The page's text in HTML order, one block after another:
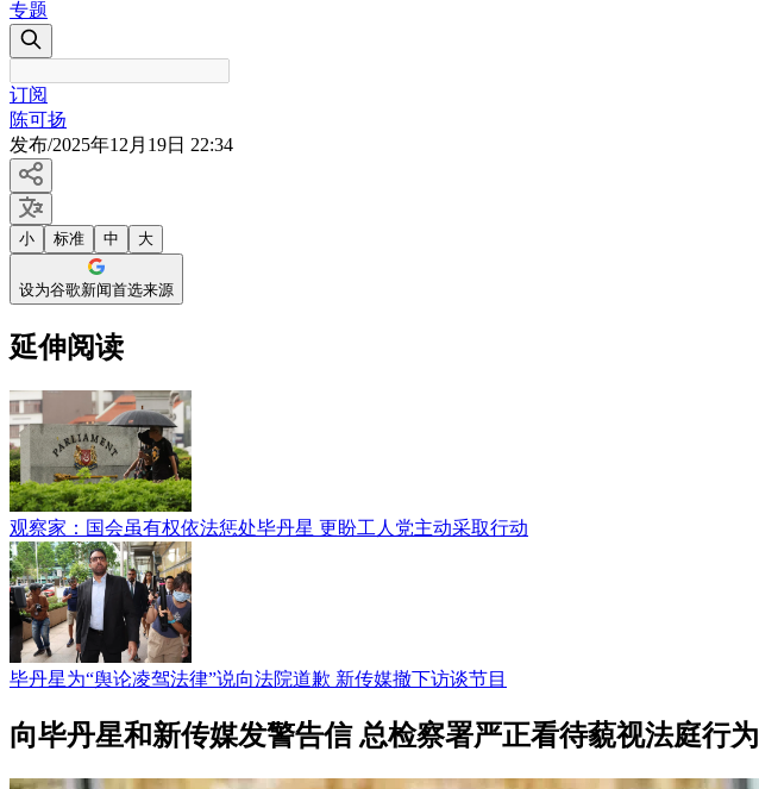
专题
订阅
陈可扬
发布/2025年12月19日 22:34
小 标准 中 大
设为谷歌新闻首选来源
延伸阅读
观察家：国会虽有权依法惩处毕丹星 更盼工人党主动采取行动
毕丹星为“舆论凌驾法律”说向法院道歉 新传媒撤下访谈节目
向毕丹星和新传媒发警告信 总检察署严正看待藐视法庭行为